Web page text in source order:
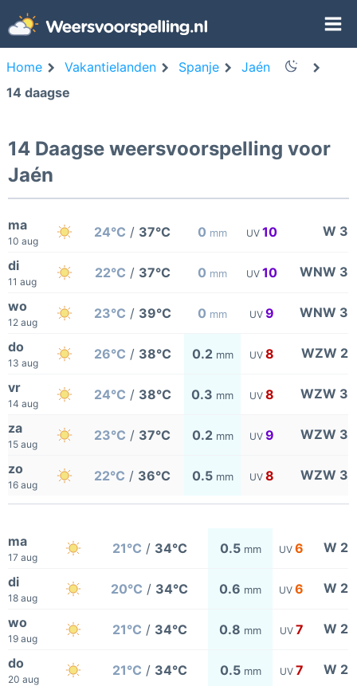
Home Vakantielanden Spanje
Jaén
14 daagse
14 Daagse weersvoorspelling voor
Jaén
ma
10 aug
24°C / 37°C 0 mm UV 10 W 3
di
11 aug
22°C / 37°C 0 mm UV 10 WNW 3
wo
12 aug
23°C / 39°C 0 mm UV 9 WNW 3
do
13 aug
26°C / 38°C 0.2 mm UV 8 WZW 2
vr
14 aug
24°C / 38°C 0.3 mm UV 8 WZW 3
za
15 aug
23°C / 37°C 0.2 mm UV 9 WZW 3
zo
16 aug
22°C / 36°C 0.5 mm UV 8 WZW 3
ma
17 aug
21°C / 34°C 0.5 mm UV 6 W 2
di
18 aug
20°C / 34°C 0.6 mm UV 6 W 2
wo
19 aug
21°C / 34°C 0.8 mm UV 7 W 2
do
20 aug
21°C / 34°C 0.5 mm UV 7 W 2